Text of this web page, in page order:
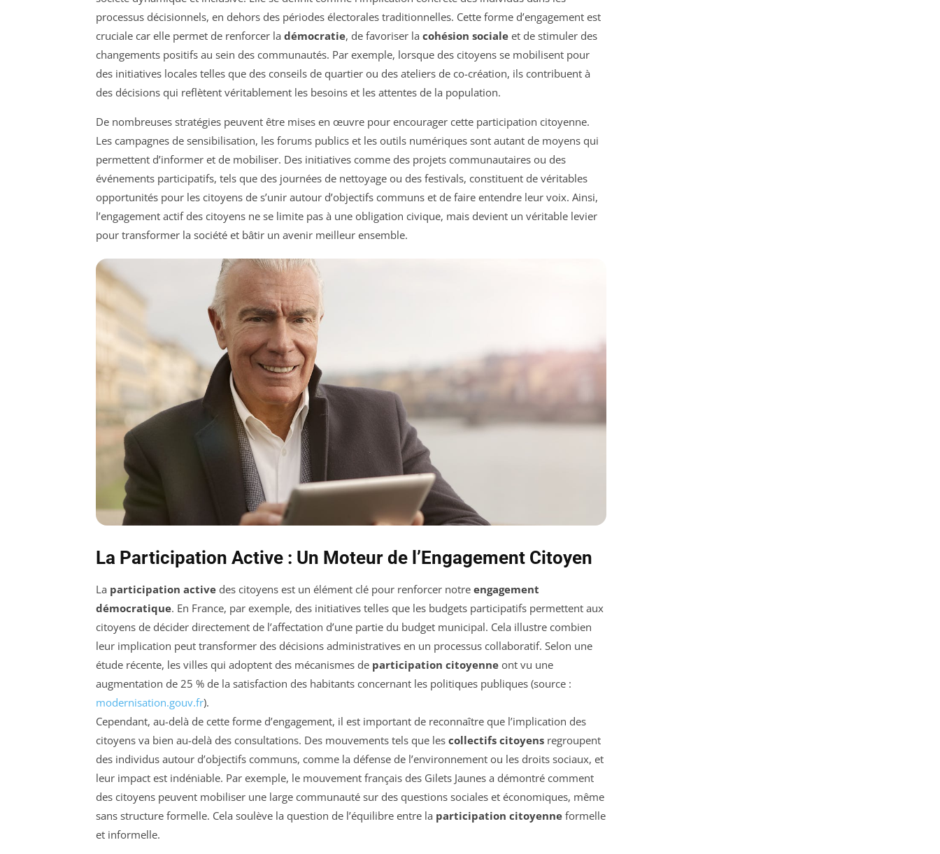
processus décisionnels, en dehors des périodes électorales traditionnelles. Cette forme d’engagement est
cruciale car elle permet de renforcer la démocratie, de favoriser la cohésion sociale et de stimuler des
changements positifs au sein des communautés. Par exemple, lorsque des citoyens se mobilisent pour
des initiatives locales telles que des conseils de quartier ou des ateliers de co-création, ils contribuent à
des décisions qui reflètent véritablement les besoins et les attentes de la population.
De nombreuses stratégies peuvent être mises en œuvre pour encourager cette participation citoyenne.
Les campagnes de sensibilisation, les forums publics et les outils numériques sont autant de moyens qui
permettent d’informer et de mobiliser. Des initiatives comme des projets communautaires ou des
événements participatifs, tels que des journées de nettoyage ou des festivals, constituent de véritables
opportunités pour les citoyens de s’unir autour d’objectifs communs et de faire entendre leur voix. Ainsi,
l’engagement actif des citoyens ne se limite pas à une obligation civique, mais devient un véritable levier
pour transformer la société et bâtir un avenir meilleur ensemble.
La Participation Active : Un Moteur de l’Engagement Citoyen
La participation active des citoyens est un élément clé pour renforcer notre engagement
démocratique. En France, par exemple, des initiatives telles que les budgets participatifs permettent aux
citoyens de décider directement de l’affectation d’une partie du budget municipal. Cela illustre combien
leur implication peut transformer des décisions administratives en un processus collaboratif. Selon une
étude récente, les villes qui adoptent des mécanismes de participation citoyenne ont vu une
augmentation de 25 % de la satisfaction des habitants concernant les politiques publiques (source :
modernisation.gouv.fr).
Cependant, au-delà de cette forme d’engagement, il est important de reconnaître que l’implication des
citoyens va bien au-delà des consultations. Des mouvements tels que les collectifs citoyens regroupent
des individus autour d’objectifs communs, comme la défense de l’environnement ou les droits sociaux, et
leur impact est indéniable. Par exemple, le mouvement français des Gilets Jaunes a démontré comment
des citoyens peuvent mobiliser une large communauté sur des questions sociales et économiques, même
sans structure formelle. Cela soulève la question de l’équilibre entre la participation citoyenne formelle
et informelle.